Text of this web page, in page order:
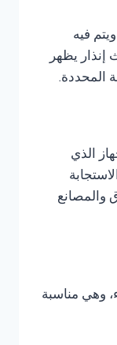
فيه
إنذار يظهر
المحددة.
الذي
والمصانع
وهي مناسبة